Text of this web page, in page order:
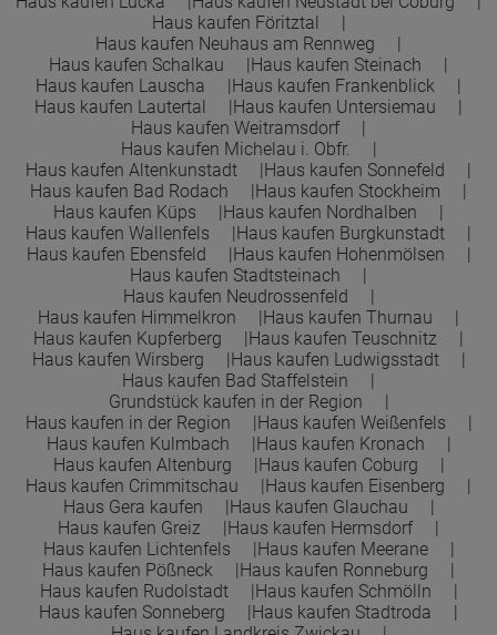
Haus kaufen Föritztal
Haus kaufen Neuhaus am Rennweg
Haus kaufen Schalkau
Haus kaufen Steinach
Haus kaufen Lauscha
Haus kaufen Frankenblick
Haus kaufen Lautertal
Haus kaufen Untersiemau
Haus kaufen Weitramsdorf
Haus kaufen Michelau i. Obfr.
Haus kaufen Altenkunstadt
Haus kaufen Sonnefeld
Haus kaufen Bad Rodach
Haus kaufen Stockheim
Haus kaufen Küps
Haus kaufen Nordhalben
Haus kaufen Wallenfels
Haus kaufen Burgkunstadt
Haus kaufen Ebensfeld
Haus kaufen Hohenmölsen
Haus kaufen Stadtsteinach
Haus kaufen Neudrossenfeld
Haus kaufen Himmelkron
Haus kaufen Thurnau
Haus kaufen Kupferberg
Haus kaufen Teuschnitz
Haus kaufen Wirsberg
Haus kaufen Ludwigsstadt
Haus kaufen Bad Staffelstein
Grundstück kaufen in der Region
Haus kaufen in der Region
Haus kaufen Weißenfels
Haus kaufen Kulmbach
Haus kaufen Kronach
Haus kaufen Altenburg
Haus kaufen Coburg
Haus kaufen Crimmitschau
Haus kaufen Eisenberg
Haus Gera kaufen
Haus kaufen Glauchau
Haus kaufen Greiz
Haus kaufen Hermsdorf
Haus kaufen Lichtenfels
Haus kaufen Meerane
Haus kaufen Pößneck
Haus kaufen Ronneburg
Haus kaufen Rudolstadt
Haus kaufen Schmölln
Haus kaufen Sonneberg
Haus kaufen Stadtroda